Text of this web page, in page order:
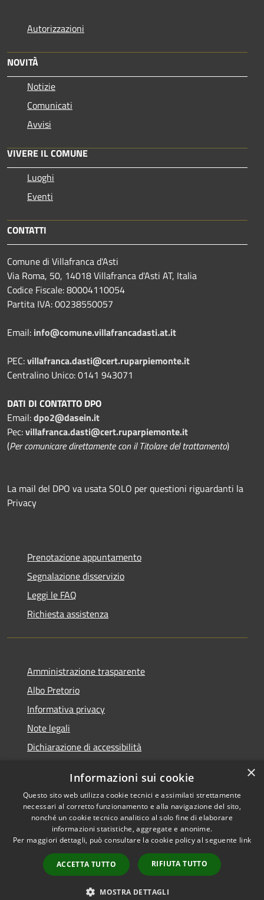
Autorizzazioni
NOVITÀ
Notizie
Comunicati
Avvisi
VIVERE IL COMUNE
Luoghi
Eventi
CONTATTI
Comune di Villafranca d'Asti
Via Roma, 50, 14018 Villafranca d'Asti AT, Italia
Codice Fiscale: 80004110054
Partita IVA: 00238550057
Email: info@comune.villafrancadasti.at.it
PEC:villafranca.dasti@cert.ruparpiemonte.it
Centralino Unico: 0141 943071
DATI DI CONTATTO DPO
Email:dpo2@dasein.it
Pec:villafranca.dasti@cert.ruparpiemonte.it
(Per comunicare direttamente con il Titolare del trattamento)
La mail del DPO va usata SOLO per questioni riguardanti la
Privacy
Prenotazione appuntamento
Segnalazione disservizio
Leggi le FAQ
Richiesta assistenza
Amministrazione trasparente
Albo Pretorio
Informativa privacy
Note legali
Dichiarazione di accessibilità
RSS
Accessibilità
Privacy
Cookie
Mappa del sito
Comune convenzionato
Astigov
Progetto|Convenzione|
Adesioni
×
Informazioni sui cookie
Questo sito web utilizza cookie tecnici e assimilati strettamente
necessari al corretto funzionamento e alla navigazione del sito,
nonché un cookie tecnico analitico al solo fine di elaborare
informazioni statistiche, aggregate e anonime.
Per maggiori dettagli, può consultare la cookie policy al seguente link
ACCETTA TUTTO RIFIUTA TUTTO
MOSTRA DETTAGLI